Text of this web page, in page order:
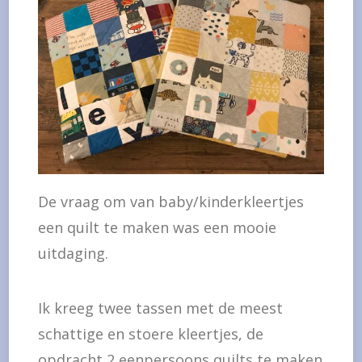
De vraag om van baby/kinderkleertjes
een quilt te maken was een mooie
uitdaging.
Ik kreeg twee tassen met de meest
schattige en stoere kleertjes, de